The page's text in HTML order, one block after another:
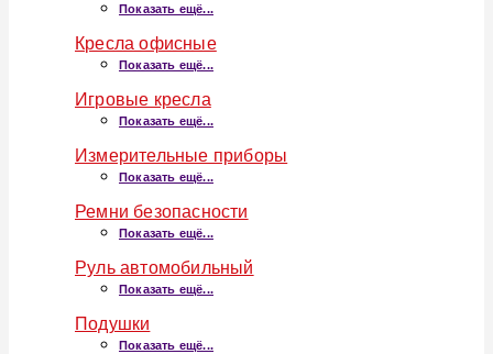
Показать ещё...
Кресла офисные
Показать ещё...
Игровые кресла
Показать ещё...
Измерительные приборы
Показать ещё...
Ремни безопасности
Показать ещё...
Руль автомобильный
Показать ещё...
Подушки
Показать ещё...